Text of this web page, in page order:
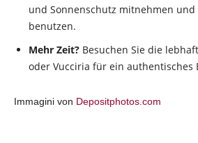
und Sonnenschutz mitnehmen
benutzen.
Mehr Zeit? Besuchen Sie die
oder Vucciria für ein authentisches
Immagini von Depositphotos.com